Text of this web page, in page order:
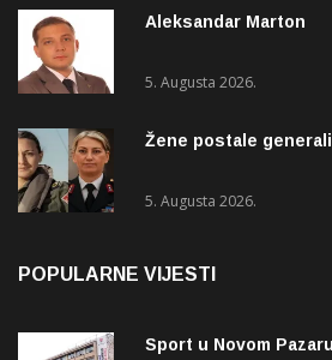
Aleksandar Marton
5. Augusta 2026.
Žene postale
5. Augusta 2026.
POPULARNE VIJESTI
Sport u Novom